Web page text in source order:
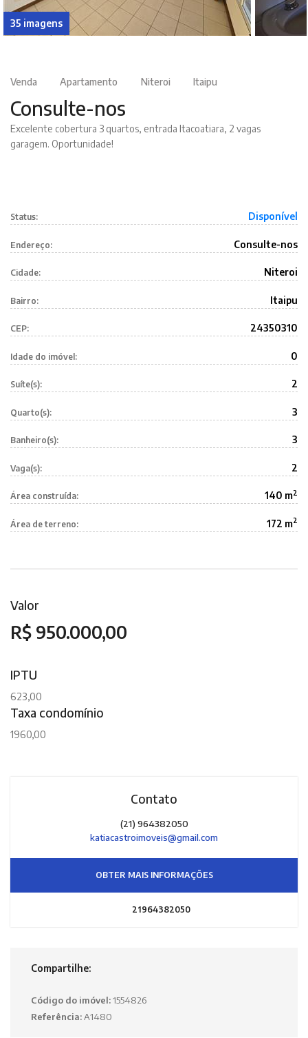
35 imagens
Venda Apartamento Niteroi Itaipu
Consulte-nos
Excelente cobertura 3 quartos, entrada Itacoatiara, 2 vagas
garagem. Oportunidade!
Status: Disponível
Endereço: Consulte-nos
Cidade: Niteroi
Bairro: Itaipu
CEP: 24350310
Idade do imóvel: 0
Suíte(s): 2
Quarto(s): 3
Banheiro(s): 3
Vaga(s): 2
Área construída: 140 m2
Área de terreno: 172 m2
Valor
R$ 950.000,00
IPTU
623,00
Taxa condomínio
1960,00
Contato
(21) 964382050
katiacastroimoveis@gmail.com
OBTER MAIS INFORMAÇÕES
21964382050
Compartilhe:
Código do imóvel:1554826
Referência:A1480